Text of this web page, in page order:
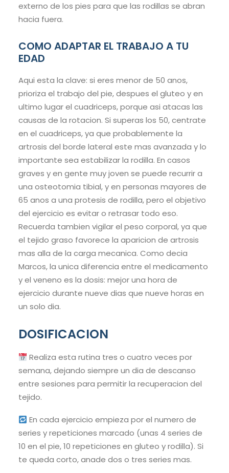
externo de los pies para que las rodillas se abran
hacia fuera.
COMO ADAPTAR EL TRABAJO A TU
EDAD
Aqui esta la clave: si eres menor de 50 anos,
prioriza el trabajo del pie, despues el gluteo y en
ultimo lugar el cuadriceps, porque asi atacas las
causas de la rotacion. Si superas los 50, centrate
en el cuadriceps, ya que probablemente la
artrosis del borde lateral este mas avanzada y lo
importante sea estabilizar la rodilla. En casos
graves y en gente muy joven se puede recurrir a
una osteotomia tibial, y en personas mayores de
65 anos a una protesis de rodilla, pero el objetivo
del ejercicio es evitar o retrasar todo eso.
Recuerda tambien vigilar el peso corporal, ya que
el tejido graso favorece la aparicion de artrosis
mas alla de la carga mecanica. Como decia
Marcos, la unica diferencia entre el medicamento
y el veneno es la dosis: mejor una hora de
ejercicio durante nueve dias que nueve horas en
un solo dia.
DOSIFICACION
Realiza esta rutina tres o cuatro veces por
semana, dejando siempre un dia de descanso
entre sesiones para permitir la recuperacion del
tejido.
En cada ejercicio empieza por el numero de
series y repeticiones marcado (unas 4 series de
10 en el pie, 10 repeticiones en gluteo y rodilla). Si
te queda corto, anade dos o tres series mas.